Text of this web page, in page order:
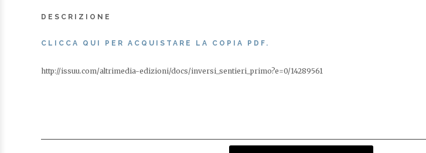
DESCRIZIONE
CLICCA QUI PER ACQUISTARE LA COPIA PDF.
http://issuu.com/altrimedia-edizioni/docs/inversi_sentieri_primo?e=0/14289561